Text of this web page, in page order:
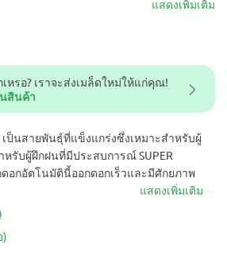
หรอ? เราจะส่งเมล็ดใหม่ให้แก่คุณ!
สินค้า
เป็นสายพันธุ์ที่แข็งแกร่งซึ่งเหมาะสำหรับผู้
หรับผู้ฝึกฝนที่มีประสบการณ์ SUPER
ดอกอัตโนมัตินี้ออกดอกเร็วและมีศักยภาพ
แสดงเพิ่มเติม
)
แสดงเพิ่มเติม